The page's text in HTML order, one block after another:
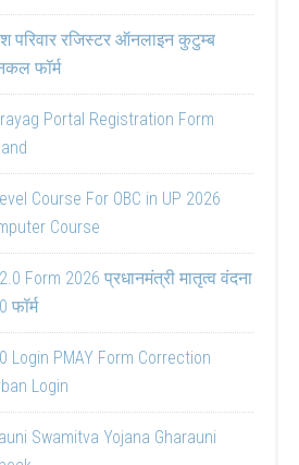
परिवार रजिस्टर ऑनलाइन कुटुम्ब
फॉर्म
Portal Registration Form
Course For OBC in UP 2026
Course
Form 2026 प्रधानमंत्री मातृत्व वंदना
फॉर्म
Login PMAY Form Correction
Login
Swamitva Yojana Gharauni